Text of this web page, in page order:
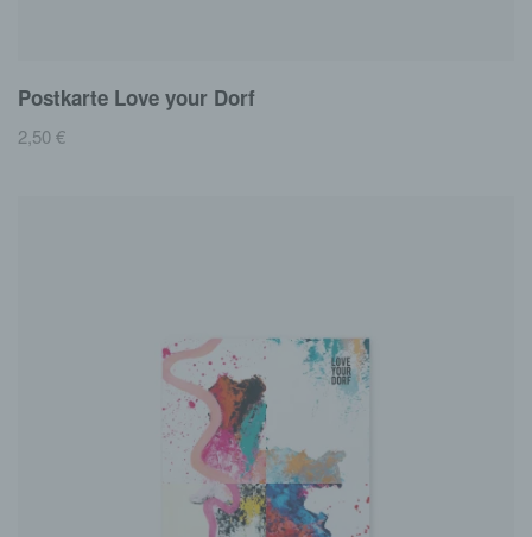
Postkarte Love your Dorf
2,50€